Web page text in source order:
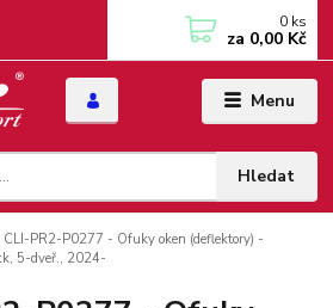
Menu
Hledat
0 ks
za 0,00 Kč
CLI-PR2-P0277 - Ofuky oken (deflektory) -
5-dveř., 2024-